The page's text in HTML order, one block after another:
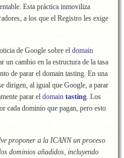
Esta práctica inmoviliza
a los que el Registro les exige
de Google sobre el domain
un cambio en la estructura de la tasa
de parar el domain tasting. En una
dirigen, al igual que Google, a parar
parar el domain tasting. Los
cada dominio que pagan, pero esto
proponer a la ICANN un proceso
dominios añadidos, incluyendo